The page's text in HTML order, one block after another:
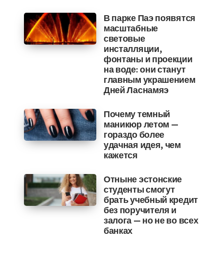
В парке Паэ появятся
масштабные
световые
инсталляции,
фонтаны и проекции
на воде: они станут
главным украшением
Дней Ласнамяэ
Почему темный
маникюр летом —
гораздо более
удачная идея, чем
кажется
Отныне эстонские
студенты смогут
брать учебный кредит
без поручителя и
залога — но не во всех
банках